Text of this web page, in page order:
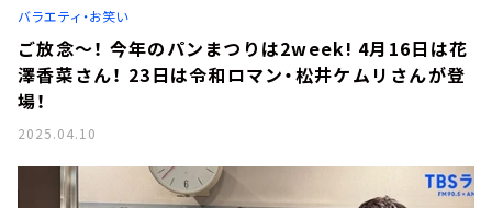
バラエティ・お笑い
ご放念～！ 今年のパンまつりは2week! 4月16日は花
澤香菜さん！ 23日は令和ロマン・松井ケムリさんが登
場！
2025.04.10